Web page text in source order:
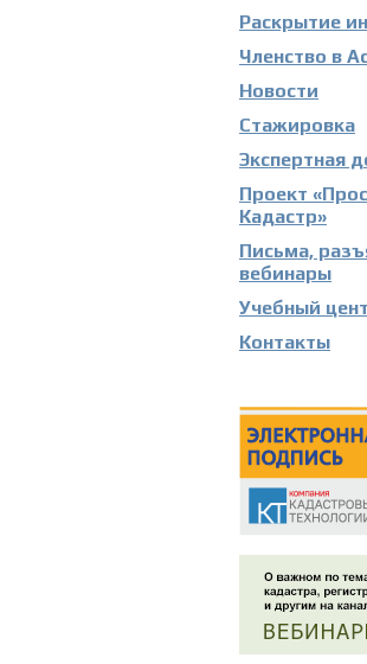
Раскрытие
Членство в
Новости
Стажировка
Экспертная
Проект
Кадастр»
Письма,
вебинары
Учебный
Контакты